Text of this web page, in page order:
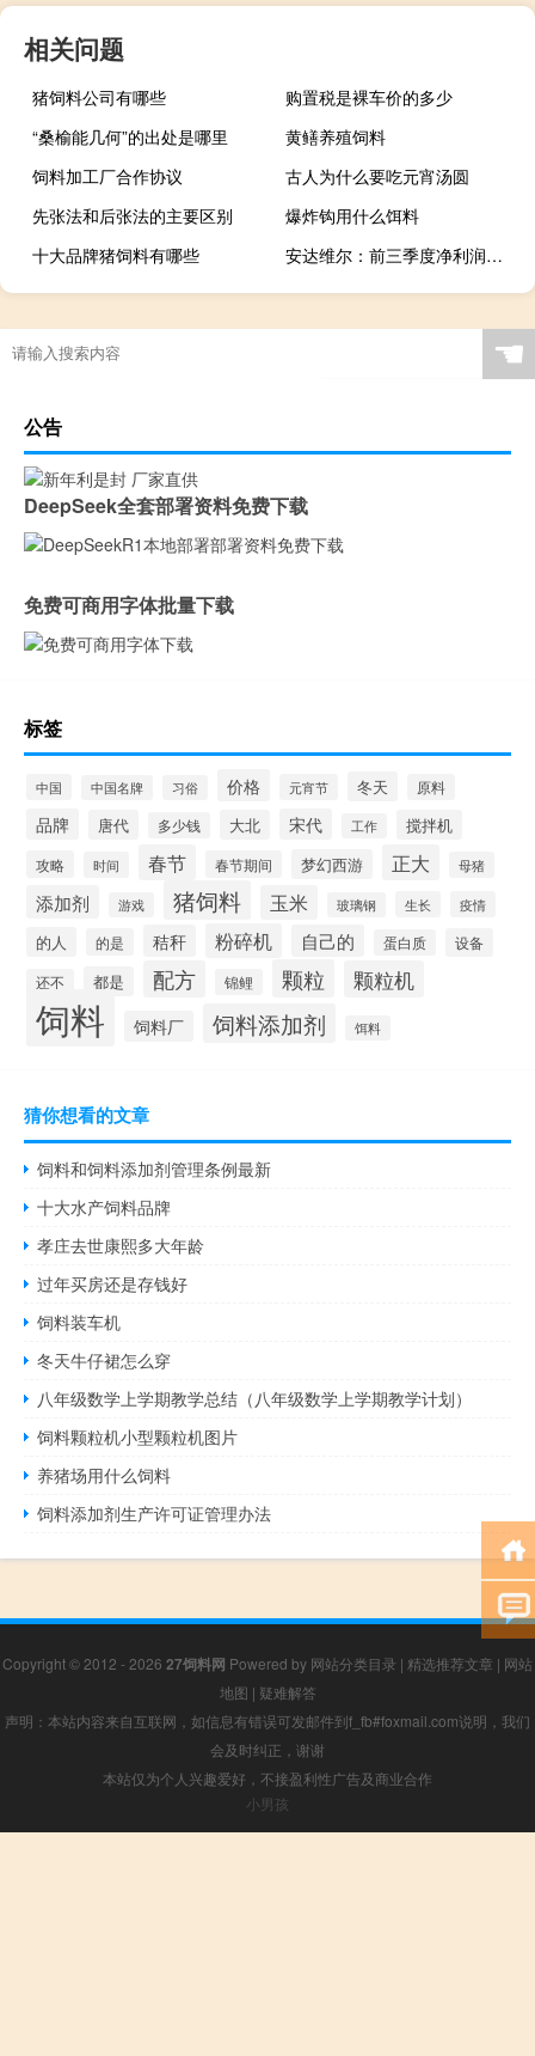
相关问题
猪饲料公司有哪些
购置税是裸车价的多少
“桑榆能几何”的出处是哪里
黄鳝养殖饲料
饲料加工厂合作协议
古人为什么要吃元宵汤圆
先张法和后张法的主要区别
爆炸钩用什么饵料
十大品牌猪饲料有哪些
安达维尔：前三季度净利润同比实现扭亏为盈
☚
公告
DeepSeek全套部署资料免费下载
免费可商用字体批量下载
标签
中国 中国名牌 习俗 价格 元宵节 冬天 原料
品牌 唐代 多少钱 大北 宋代 工作 搅拌机
攻略 时间 春节 春节期间 梦幻西游 正大 母猪
添加剂 游戏 猪饲料 玉米 玻璃钢 生长 疫情
的人 的是 秸秆 粉碎机 自己的 蛋白质 设备
还不 都是 配方 锦鲤 颗粒 颗粒机
饲料 饲料厂 饲料添加剂 饵料
猜你想看的文章
饲料和饲料添加剂管理条例最新
十大水产饲料品牌
孝庄去世康熙多大年龄
过年买房还是存钱好
饲料装车机
冬天牛仔裙怎么穿
八年级数学上学期教学总结（八年级数学上学期教学计划）
饲料颗粒机小型颗粒机图片
养猪场用什么饲料
饲料添加剂生产许可证管理办法
Copyright © 2012 - 2026 27饲料网 Powered by 网站分类目录 | 精选推荐文章 | 网站
地图 | 疑难解答
声明：本站内容来自互联网，如信息有错误可发邮件到f_fb#foxmail.com说明，我们
会及时纠正，谢谢
本站仅为个人兴趣爱好，不接盈利性广告及商业合作
小男孩